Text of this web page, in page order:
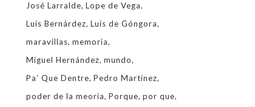
José Larralde Lope de Vega
Luís Bernárdez Luís de Góngora
maravillas memoria
Miguel Hernández mundo
Pa’ Que Dentre Pedro Martínez
poder de la meoria Porque por que